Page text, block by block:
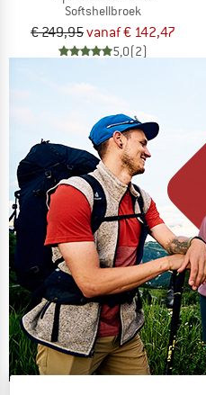
Softshellbroek
€ 249,95vanaf € 142,47
5,0(2)